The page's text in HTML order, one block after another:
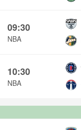
09:30
NBA
10:30
NBA